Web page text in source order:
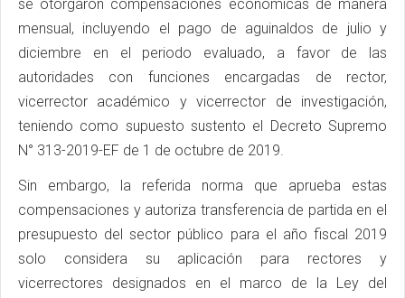
se otorgaron compensaciones económicas de manera
mensual, incluyendo el pago de aguinaldos de julio y
diciembre en el periodo evaluado, a favor de las
autoridades con funciones encargadas de rector,
vicerrector académico y vicerrector de investigación,
teniendo como supuesto sustento el Decreto Supremo
N° 313-2019-EF de 1 de octubre de 2019.
Sin embargo, la referida norma que aprueba estas
compensaciones y autoriza transferencia de partida en el
presupuesto del sector público para el año fiscal 2019
solo considera su aplicación para rectores y
vicerrectores designados en el marco de la Ley del